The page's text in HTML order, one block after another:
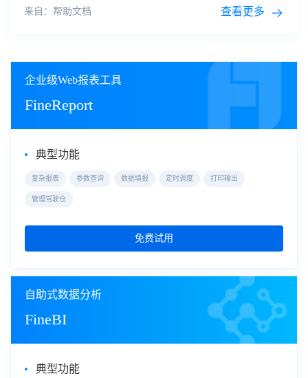
集、筛选、分析、归纳、
来自：帮助文档 查看更多
企业级Web报表工具
FineReport
典型功能
复杂报表 参数查询 数据填报 定时调度 打印输出
管理驾驶仓
免费试用
自助式数据分析
FineBI
典型功能